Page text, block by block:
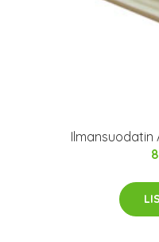
Ilmansuodatin